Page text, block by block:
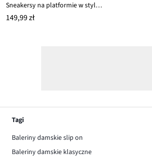
Sneakersy na platformie w stylu retro
149,99 zł
Tagi
Baleriny damskie slip on
Baleriny damskie klasyczne